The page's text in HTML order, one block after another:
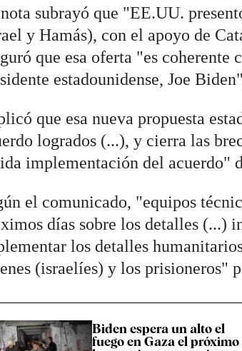
subrayó que "EE.UU.
y Hamás), con el apoyo de
que esa oferta "es
estadounidense, Joe
que esa nueva propuesta
logrados (...), y cierra las
implementación del acuerdo"
el comunicado, "equipos
días sobre los detalles (...)
los detalles
(israelíes) y los prisioneros"
Biden espera un alto el
fuego en Gaza el próximo